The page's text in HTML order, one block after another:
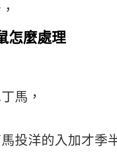
怎麼處理
馬，
投洋的入加才季